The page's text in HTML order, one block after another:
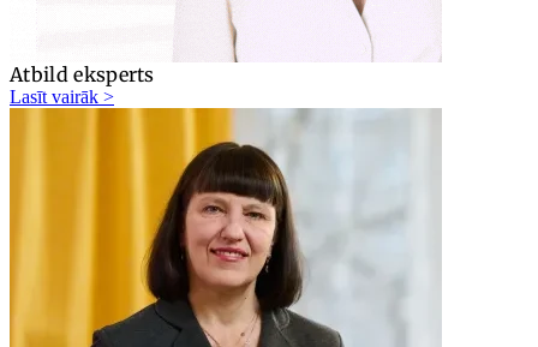
Atbild eksperts
Lasīt vairāk >